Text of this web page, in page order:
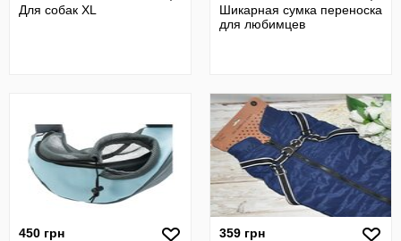
Для собак XL
Шикарная сумка переноска
для любимцев
450 грн
359 грн